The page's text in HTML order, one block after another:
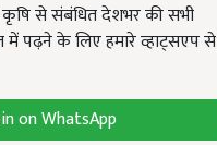
कृषि से संबंधित देशभर की सभी
में पढ़ने के लिए हमारे व्हाट्सएप से
on WhatsApp